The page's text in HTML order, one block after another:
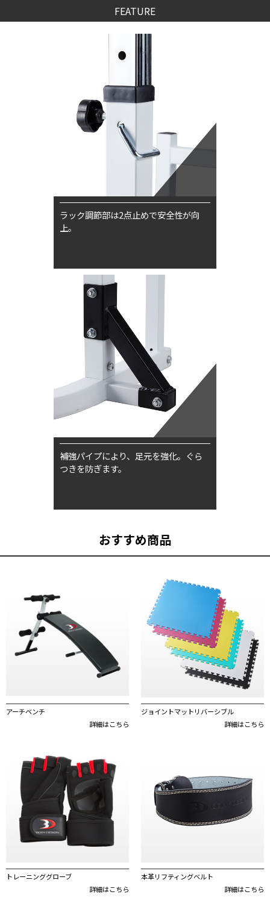
FEATURE
ラック調節部は2点止めで安全性が向
上。
補強パイプにより、足元を強化。ぐら
つきを防ぎます。
おすすめ商品
アーチベンチ
詳細はこちら
ジョイントマットリバーシブル
詳細はこちら
トレーニンググローブ
詳細はこちら
本革リフティングベルト
詳細はこちら